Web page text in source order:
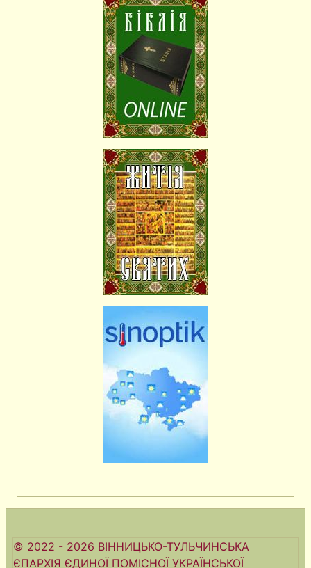
© 2022 - 2026 ВІННИЦЬКО-ТУЛЬЧИНСЬКА
ЄПАРХІЯ ЄДИНОЇ ПОМІСНОЇ УКРАЇНСЬКОЇ